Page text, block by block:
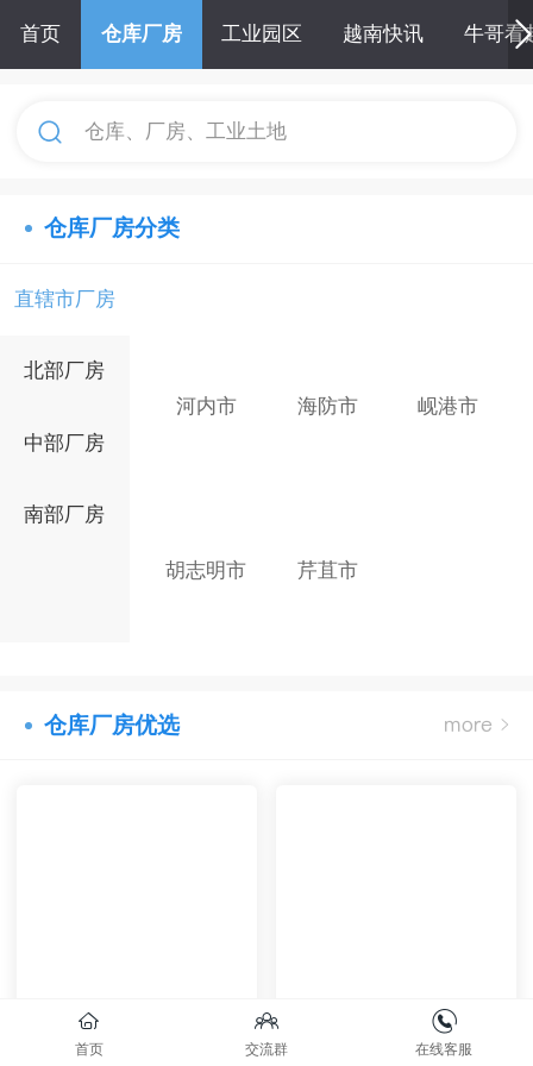
首页 仓库厂房 工业园区 越南快讯 牛哥看
仓库、厂房、工业土地
仓库厂房分类
直辖市厂房
北部厂房
中部厂房
南部厂房
河内市 海防市 岘港市
胡志明市 芹苴市
仓库厂房优选
VNIC 富寿省锦溪厂房 LO-和富北江厂房
首页 交流群 在线客服